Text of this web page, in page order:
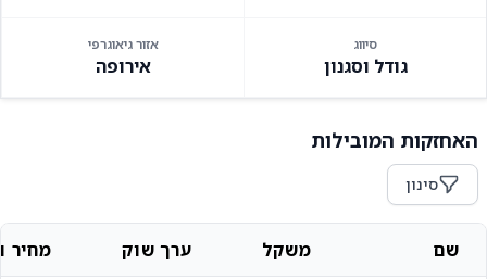
סיווג
גודל וסגנון
אזור גיאוגרפי
אירופה
האחזקות המובילות
סינון
שם משקל ערך שוק מחיר